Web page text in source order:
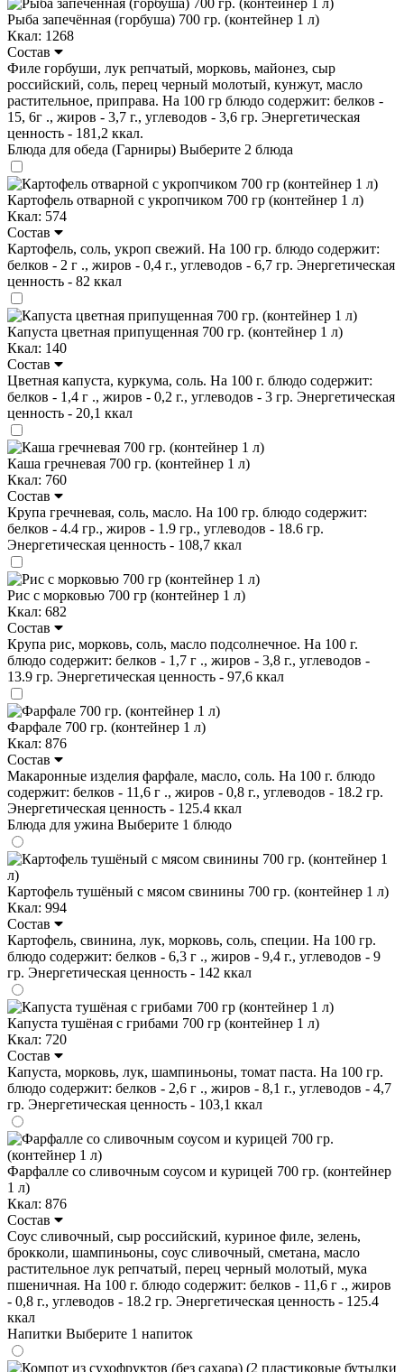
Рыба запечённая (горбуша) 700 гр. (контейнер 1 л)
Ккал: 1268
Состав
Филе горбуши, лук репчатый, морковь, майонез, сыр
российский, соль, перец черный молотый, кунжут, масло
растительное, приправа. На 100 гр блюдо содержит: белков -
15, 6г ., жиров - 3,7 г., углеводов - 3,6 гр. Энергетическая
ценность - 181,2 ккал.
Блюда для обеда (Гарниры) Выберите 2 блюда
Картофель отварной с укропчиком 700 гр (контейнер 1 л)
Ккал: 574
Состав
Картофель, соль, укроп свежий. На 100 гр. блюдо содержит:
белков - 2 г ., жиров - 0,4 г., углеводов - 6,7 гр. Энергетическая
ценность - 82 ккал
Капуста цветная припущенная 700 гр. (контейнер 1 л)
Ккал: 140
Состав
Цветная капуста, куркума, соль. На 100 г. блюдо содержит:
белков - 1,4 г ., жиров - 0,2 г., углеводов - 3 гр. Энергетическая
ценность - 20,1 ккал
Каша гречневая 700 гр. (контейнер 1 л)
Ккал: 760
Состав
Крупа гречневая, соль, масло. На 100 гр. блюдо содержит:
белков - 4.4 гр., жиров - 1.9 гр., углеводов - 18.6 гр.
Энергетическая ценность - 108,7 ккал
Рис с морковью 700 гр (контейнер 1 л)
Ккал: 682
Состав
Крупа рис, морковь, соль, масло подсолнечное. На 100 г.
блюдо содержит: белков - 1,7 г ., жиров - 3,8 г., углеводов -
13.9 гр. Энергетическая ценность - 97,6 ккал
Фарфале 700 гр. (контейнер 1 л)
Ккал: 876
Состав
Макаронные изделия фарфале, масло, соль. На 100 г. блюдо
содержит: белков - 11,6 г ., жиров - 0,8 г., углеводов - 18.2 гр.
Энергетическая ценность - 125.4 ккал
Блюда для ужина Выберите 1 блюдо
Картофель тушёный с мясом свинины 700 гр. (контейнер 1 л)
Ккал: 994
Состав
Картофель, свинина, лук, морковь, соль, специи. На 100 гр.
блюдо содержит: белков - 6,3 г ., жиров - 9,4 г., углеводов - 9
гр. Энергетическая ценность - 142 ккал
Капуста тушёная с грибами 700 гр (контейнер 1 л)
Ккал: 720
Состав
Капуста, морковь, лук, шампиньоны, томат паста. На 100 гр.
блюдо содержит: белков - 2,6 г ., жиров - 8,1 г., углеводов - 4,7
гр. Энергетическая ценность - 103,1 ккал
Фарфалле со сливочным соусом и курицей 700 гр. (контейнер
1 л)
Ккал: 876
Состав
Соус сливочный, сыр российский, куриное филе, зелень,
брокколи, шампиньоны, соус сливочный, сметана, масло
растительное лук репчатый, перец черный молотый, мука
пшеничная. На 100 г. блюдо содержит: белков - 11,6 г ., жиров
- 0,8 г., углеводов - 18.2 гр. Энергетическая ценность - 125.4
ккал
Напитки Выберите 1 напиток